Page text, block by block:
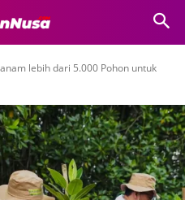
lebih dari 5.000 Pohon untuk